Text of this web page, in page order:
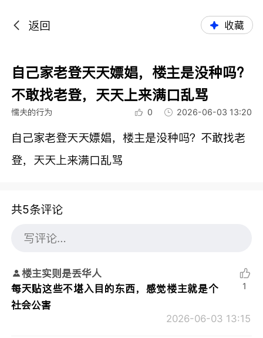
返回 收藏
自己家老登天天嫖娼，楼主是没种吗？
不敢找老登，天天上来满口乱骂
懦夫的行为 0 2026-06-03 13:20
自己家老登天天嫖娼，楼主是没种吗？不敢找老
登，天天上来满口乱骂
共5条评论
楼主实则是丢华人
每天贴这些不堪入目的东西，感觉楼主就是个
社会公害
2026-06-03 13:15
1